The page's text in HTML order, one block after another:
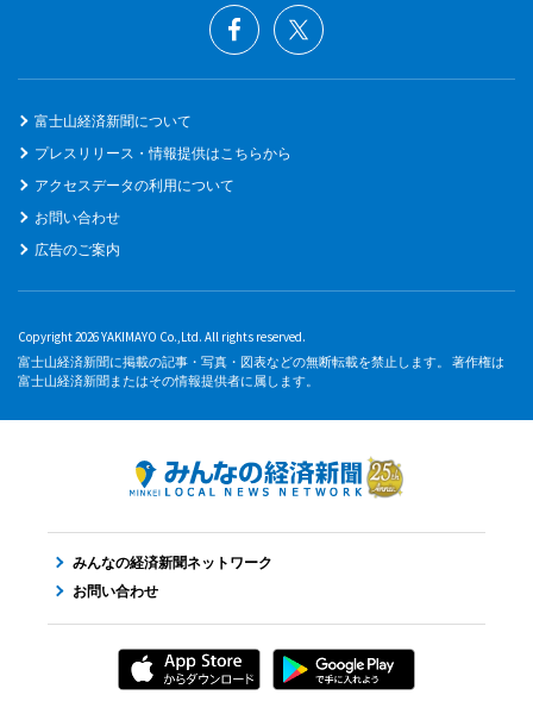
富士山経済新聞について
プレスリリース・情報提供はこちらから
アクセスデータの利用について
お問い合わせ
広告のご案内
Copyright 2026 YAKIMAYO Co.,Ltd. All rights reserved.
富士山経済新聞に掲載の記事・写真・図表などの無断転載を禁止します。 著作権は
富士山経済新聞またはその情報提供者に属します。
みんなの経済新聞ネットワーク
お問い合わせ